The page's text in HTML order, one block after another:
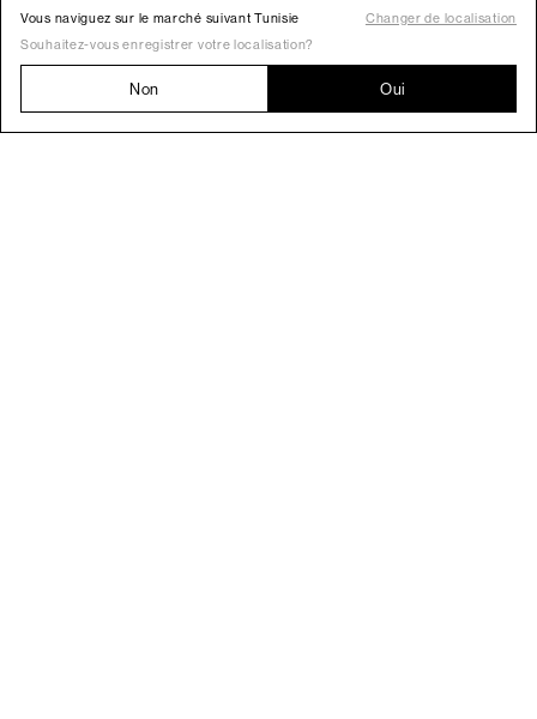
Vous naviguez sur le marché suivant Tunisie
Changer de localisation
Souhaitez-vous enregistrer votre localisation?
Non Oui